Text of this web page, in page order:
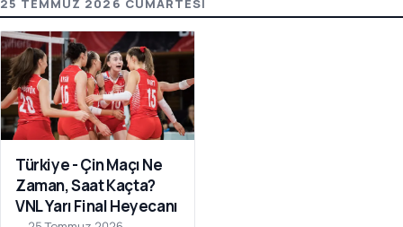
25 TEMMUZ 2026 CUMARTESI
Türkiye - Çin Maçı Ne
Zaman, Saat Kaçta?
VNL Yarı Final Heyecanı